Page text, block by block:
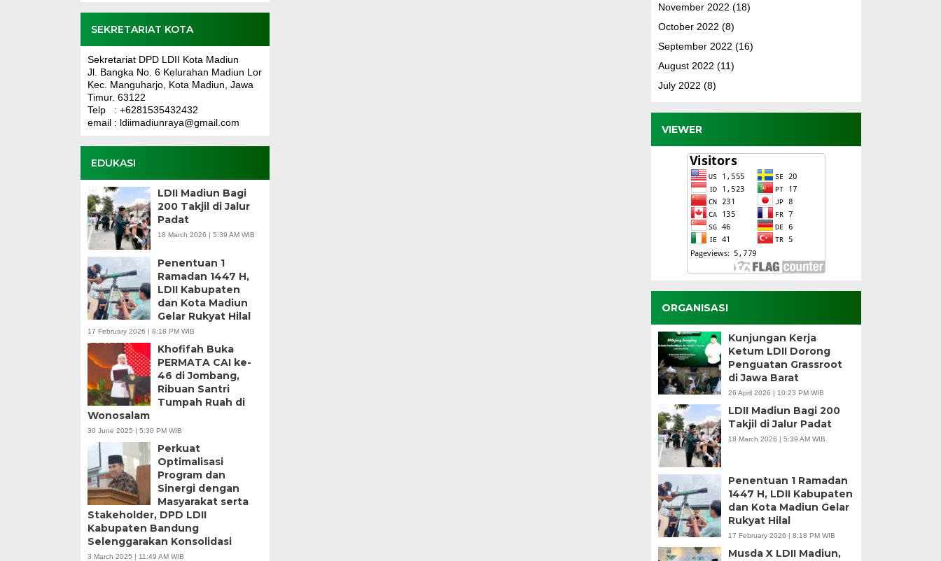
SEKRETARIAT KOTA
Sekretariat DPD LDII Kota Madiun
Jl. Bangka No. 6 Kelurahan Madiun Lor
Kec. Manguharjo, Kota Madiun, Jawa
Timur. 63122
Telp : +6281535432432
email : ldiimadiunraya@gmail.com
EDUKASI
LDII Madiun Bagi
200 Takjil di Jalur
Padat
18 March 2026 | 5:39 AM WIB
Penentuan 1
Ramadan 1447 H,
LDII Kabupaten
dan Kota Madiun
Gelar Rukyat Hilal
17 February 2026 | 8:18 PM WIB
Khofifah Buka
PERMATA CAI ke-
46 di Jombang,
Ribuan Santri
Tumpah Ruah di
Wonosalam
30 June 2025 | 5:30 PM WIB
Perkuat
Optimalisasi
Program dan
Sinergi dengan
Masyarakat serta
Stakeholder, DPD LDII
Kabupaten Bandung
Selenggarakan Konsolidasi
3 March 2025 | 11:49 AM WIB
November 2022 (18)
October 2022 (8)
September 2022 (16)
August 2022 (11)
July 2022 (8)
VIEWER
ORGANISASI
Kunjungan Kerja
Ketum LDII Dorong
Penguatan Grassroot
di Jawa Barat
26 April 2026 | 10:23 PM WIB
LDII Madiun Bagi 200
Takjil di Jalur Padat
18 March 2026 | 5:39 AM WIB
Penentuan 1 Ramadan
1447 H, LDII Kabupaten
dan Kota Madiun Gelar
Rukyat Hilal
17 February 2026 | 8:18 PM WIB
Musda X LDII Madiun,